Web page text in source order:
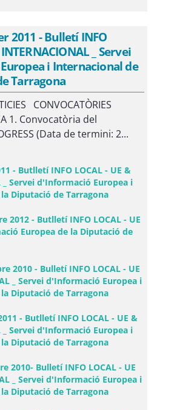
2011 - Bulletí INFO
_ Servei
i Internacional de
Tarragona
CONVOCATÒRIES
1. Convocatòria del
(Data de termini: 2...
- Butlletí INFO LOCAL - UE &
_ Servei d'Informació Europea i
Diputació de Tarragona
2012 - Butlletí INFO LOCAL - UE
Europea de la Diputació de
2010 - Bulletí INFO LOCAL - UE
_ Servei d'Informació Europea i
Diputació de Tarragona
- Butlletí INFO LOCAL - UE &
_ Servei d'Informació Europea i
Diputació de Tarragona
2010- Bulletí INFO LOCAL - UE
_ Servei d'Informació Europea i
Diputació de Tarragona